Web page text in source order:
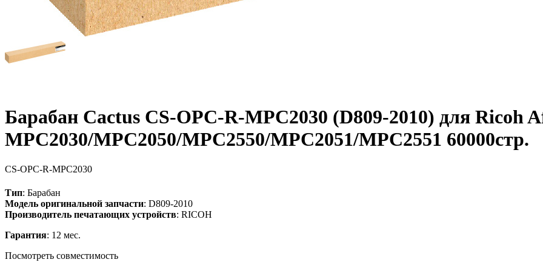
Барабан Cactus CS-OPC-R-MPC2030 (D809-2010) для Ricoh
MPC2030/MPC2050/MPC2550/MPC2051/MPC2551 60000стр.
CS-OPC-R-MPC2030
Тип: Барабан
Модель оригинальной запчасти: D809-2010
Производитель печатающих устройств: RICOH
Гарантия: 12 мес.
Посмотреть совместимость